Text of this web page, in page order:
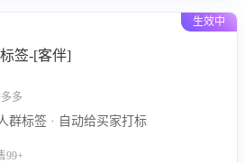
生效中
签-[客伴]
多
群标签 · 自动给买家打标
99+